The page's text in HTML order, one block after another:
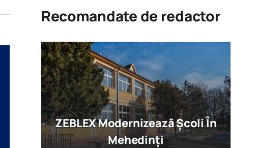
Recomandate de redactor
ZEBLEX – Soluții Durabile,
Rezultate Vizibile